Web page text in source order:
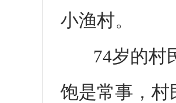
小渔村。
74岁的村
饱是常事，村